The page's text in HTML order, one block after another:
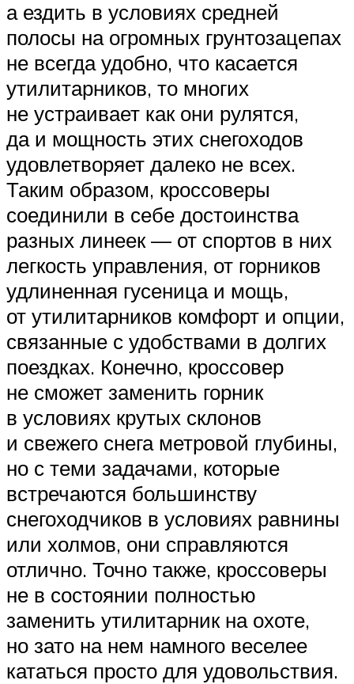
а ездить в условиях средней
полосы на огромных грунтозацепах
не всегда удобно, что касается
утилитарников, то многих
не устраивает как они рулятся,
да и мощность этих снегоходов
удовлетворяет далеко не всех.
Таким образом, кроссоверы
соединили в себе достоинства
разных линеек — от спортов в них
легкость управления, от горников
удлиненная гусеница и мощь,
от утилитарников комфорт и опции,
связанные с удобствами в долгих
поездках. Конечно, кроссовер
не сможет заменить горник
в условиях крутых склонов
и свежего снега метровой глубины,
но с теми задачами, которые
встречаются большинству
снегоходчиков в условиях равнины
или холмов, они справляются
отлично. Точно также, кроссоверы
не в состоянии полностью
заменить утилитарник на охоте,
но зато на нем намного веселее
кататься просто для удовольствия.